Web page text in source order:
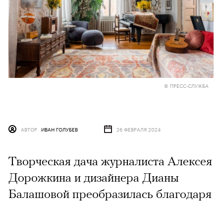
© ПРЕСС-СЛУЖБА
АВТОР ИВАН ГОЛУБЕВ 26 ФЕВРАЛЯ 2024
Творческая дача журналиста Алексея
Дорожкина и дизайнера Дианы
Балашовой преобразилась благодаря